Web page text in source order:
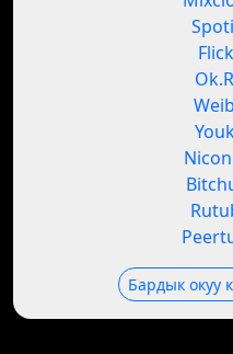
Бардык окуу